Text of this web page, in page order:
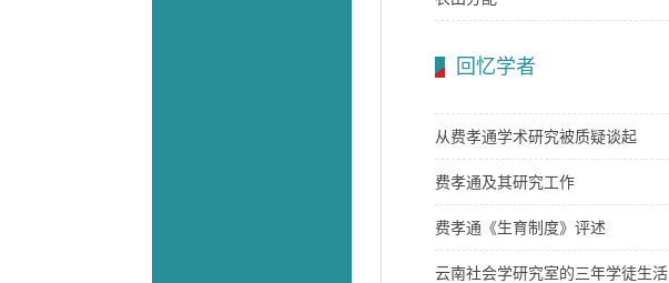
回忆学者
从费孝通学术研究被质疑谈起
费孝通及其研究工作
费孝通《生育制度》评述
云南社会学研究室的三年学徒生活